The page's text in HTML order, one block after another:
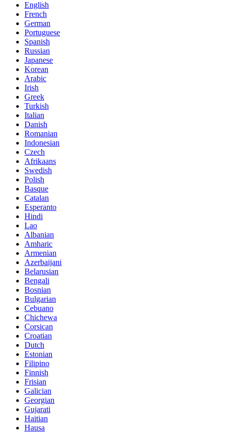
English
French
German
Portuguese
Spanish
Russian
Japanese
Korean
Arabic
Irish
Greek
Turkish
Italian
Danish
Romanian
Indonesian
Czech
Afrikaans
Swedish
Polish
Basque
Catalan
Esperanto
Hindi
Lao
Albanian
Amharic
Armenian
Azerbaijani
Belarusian
Bengali
Bosnian
Bulgarian
Cebuano
Chichewa
Corsican
Croatian
Dutch
Estonian
Filipino
Finnish
Frisian
Galician
Georgian
Gujarati
Haitian
Hausa